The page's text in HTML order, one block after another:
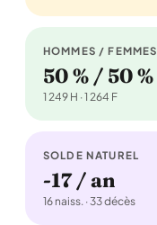
HOMMES / FEMMES
50 % / 50 %
1 249 H · 1 264 F
SOLDE NATUREL
-17 / an
16 naiss. · 33 décès